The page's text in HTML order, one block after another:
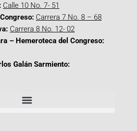
Calle 10 No. 7- 51
Carrera 7 No. 8 – 68
Carrera 8 No. 12- 02
– Hemeroteca del Congreso:
Galán Sarmiento: